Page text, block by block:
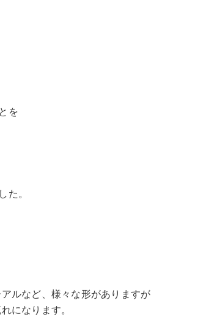
を
た。
ルなど、様々な形がありますが
になります。